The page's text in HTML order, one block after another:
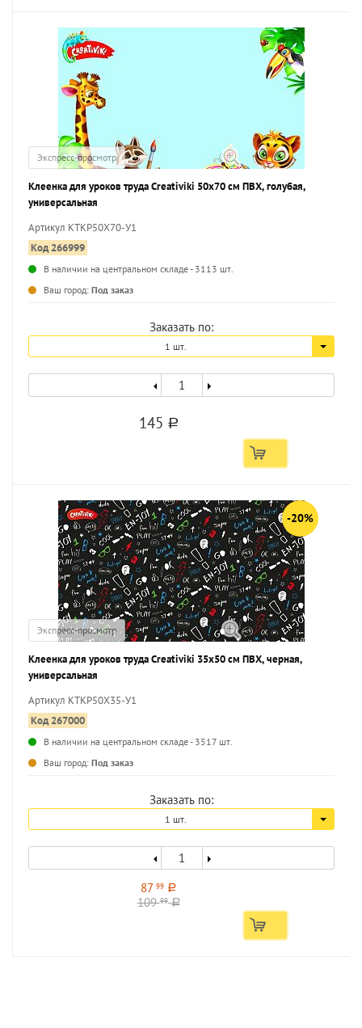
Экспресс-просмотр
Клеенка для уроков труда Creativiki 50х70 см ПВХ, голубая,
универсальная
Артикул КТКР50Х70-У1
Код 266999
В наличии на центральном складе - 3113 шт.
Ваш город: Под заказ
Заказать по:
1 шт.
145 a
-20%
Экспресс-просмотр
Клеенка для уроков труда Creativiki 35х50 см ПВХ, черная,
универсальная
Артикул КТКР50Х35-У1
Код 267000
В наличии на центральном складе - 3517 шт.
Ваш город: Под заказ
Заказать по:
1 шт.
8799 a
10999 a